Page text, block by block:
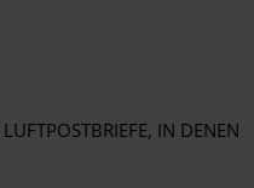
IN DENEN